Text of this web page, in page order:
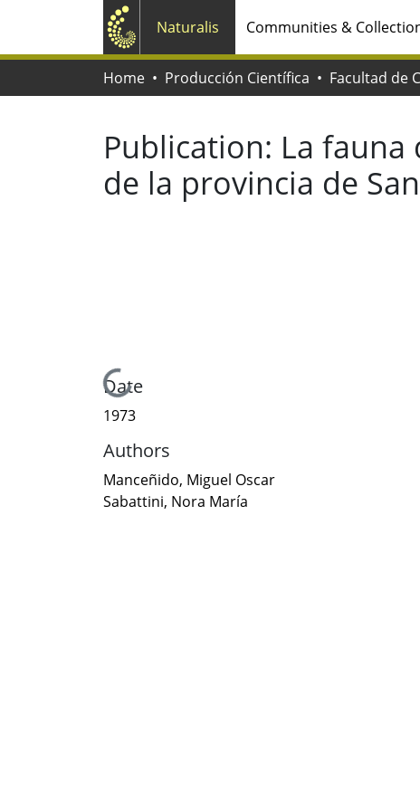
Naturalis Communities &
Home Producción Científica
Publication: La fauna
de la provincia de
Loading...
Date
1973
Authors
Manceñido, Miguel Oscar
Sabattini, Nora María